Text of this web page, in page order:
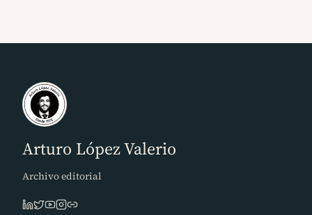
Arturo López Valerio
Archivo editorial